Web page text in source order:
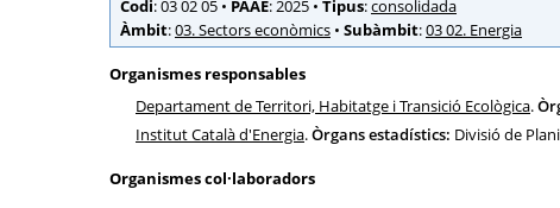
Codi: 03 02 05 • PAAE: 2025 • Tipus:consolidada
Àmbit:03. Sectors econòmics • Subàmbit:03 02. Energia
Organismes responsables
Departament de Territori, Habitatge i Transició Ecològica.
Institut Català d'Energia.Òrgans estadístics: Divisió de
Organismes col·laboradors